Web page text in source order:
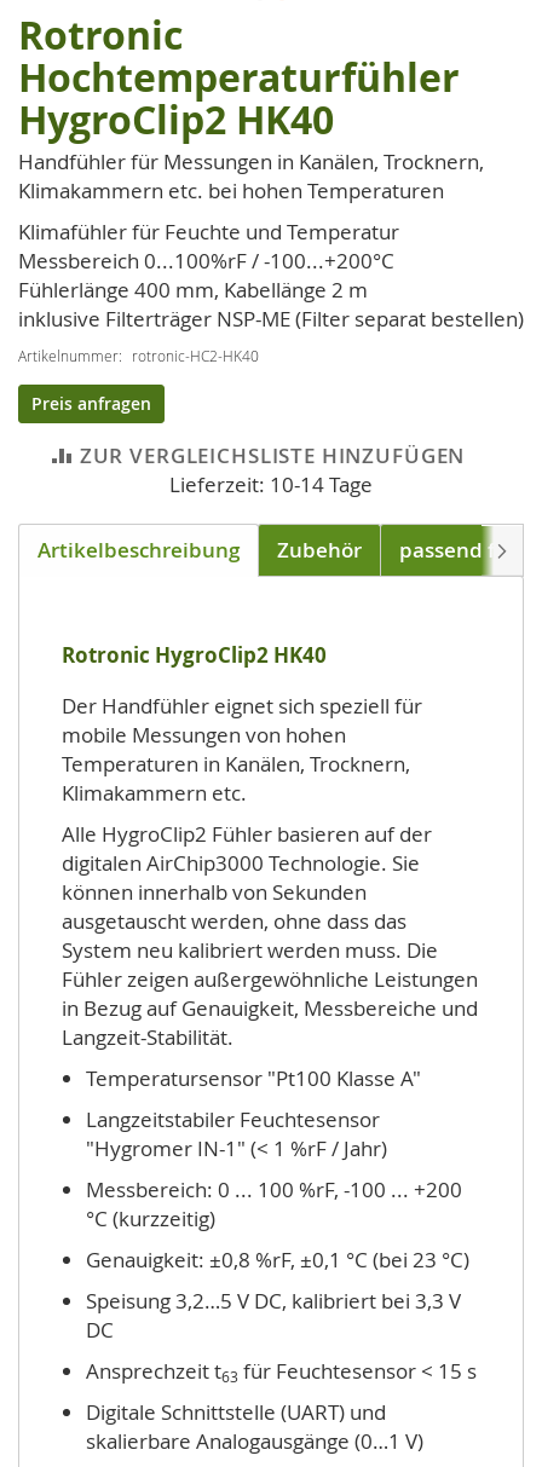
Zum
Anfang
der
Bildgalerie
springen
Rotronic
Hochtemperaturfühler
HygroClip2 HK40
Handfühler für Messungen in Kanälen, Trocknern,
Klimakammern etc. bei hohen Temperaturen
Klimafühler für Feuchte und Temperatur
Messbereich 0...100%rF / -100...+200°C
Fühlerlänge 400 mm, Kabellänge 2 m
inklusive Filterträger NSP-ME (Filter separat bestellen)
Artikelnummer rotronic-HC2-HK40
Preis anfragen
ZUR VERGLEICHSLISTE HINZUFÜGEN
Lieferzeit: 10-14 Tage
Artikelbeschreibung Zubehör passend für
Rotronic HygroClip2 HK40
Der Handfühler eignet sich speziell für
mobile Messungen von hohen
Temperaturen in Kanälen, Trocknern,
Klimakammern etc.
Alle HygroClip2 Fühler basieren auf der
digitalen AirChip3000 Technologie. Sie
können innerhalb von Sekunden
ausgetauscht werden, ohne dass das
System neu kalibriert werden muss. Die
Fühler zeigen außergewöhnliche Leistungen
in Bezug auf Genauigkeit, Messbereiche und
Langzeit-Stabilität.
Temperatursensor "Pt100 Klasse A"
Langzeitstabiler Feuchtesensor
"Hygromer IN-1" (< 1 %rF / Jahr)
Messbereich: 0 ... 100 %rF, -100 ... +200
°C (kurzzeitig)
Genauigkeit: ±0,8 %rF, ±0,1 °C (bei 23 °C)
Speisung 3,2…5 V DC, kalibriert bei 3,3 V
DC
Ansprechzeit t63 für Feuchtesensor < 15 s
Digitale Schnittstelle (UART) und
skalierbare Analogausgänge (0…1 V)